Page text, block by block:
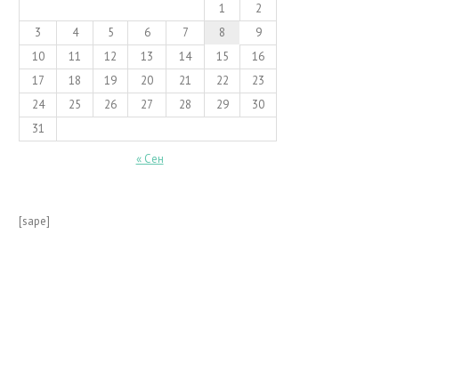
1
2
3
4 5 6 7 8
9
10
11 12 13 14 15
16
17
18 19 20 21 22
23
24
25 26 27 28 29
30
31
« Сен
[sape]